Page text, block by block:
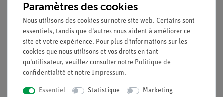
Description
Principe
Dans les expériences précédentes sur la détermination de la
que les deux colonnes métalliques ont le même volume mais
Paramètres des cookies
Nous utilisons des cookies sur notre site web. Certains sont
essentiels, tandis que d'autres nous aident à améliorer ce
site et votre expérience. Pour plus d'informations sur les
cookies que nous utilisons et vos droits en tant
qu'utilisateur, veuillez consulter notre Politique de
confidentialité et notre Impressum.
Essentiel Statistique Marketing